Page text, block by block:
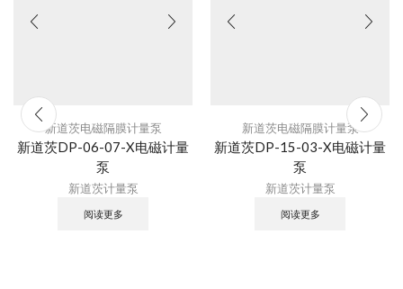
新道茨电磁隔膜计量泵
新道茨DP-06-07-X电磁计量
泵
新道茨计量泵
阅读更多
新道茨电磁隔膜计量泵
新道茨DP-15-03-X电磁计量
泵
新道茨计量泵
阅读更多